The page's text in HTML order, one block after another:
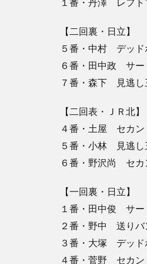
１番・丹澤 レフト
【二回裏・日立】
５番・中村 デッド
６番・田中政 サー
７番・森下 見逃し
【二回表・ＪＲ北】
４番・土屋 セカン
５番・小林 見逃し
６番・野沢尚 セカ
【一回裏・日立】
１番・田中俊 サー
２番・野中 送りバ
３番・大塚 デッド
４番・菅野 セカン